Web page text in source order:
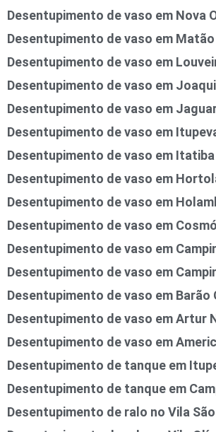
Desentupimento de vaso em Nova
Desentupimento de vaso em Matão
Desentupimento de vaso em
Desentupimento de vaso em
Desentupimento de vaso em
Desentupimento de vaso em
Desentupimento de vaso em Itatiba
Desentupimento de vaso em
Desentupimento de vaso em
Desentupimento de vaso em
Desentupimento de vaso em
Desentupimento de vaso em
Desentupimento de vaso em Barão
Desentupimento de vaso em Artur
Desentupimento de vaso em
Desentupimento de tanque em
Desentupimento de tanque em
Desentupimento de ralo no Vila